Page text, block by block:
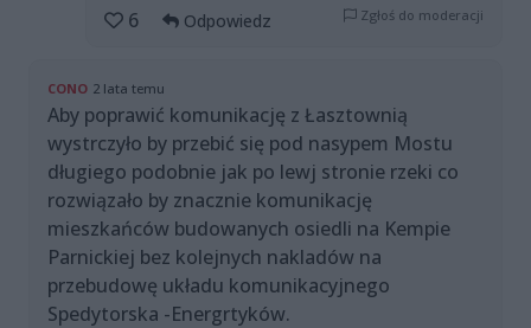
6
Odpowiedz Zgłoś do moderacji
CONO 2 lata temu
Aby poprawić komunikację z Łasztownią
wystrczyło by przebić się pod nasypem Mostu
długiego podobnie jak po lewj stronie rzeki co
rozwiązało by znacznie komunikację
mieszkańców budowanych osiedli na Kempie
Parnickiej bez kolejnych nakladów na
przebudowę układu komunikacyjnego
Spedytorska -Energrtyków.